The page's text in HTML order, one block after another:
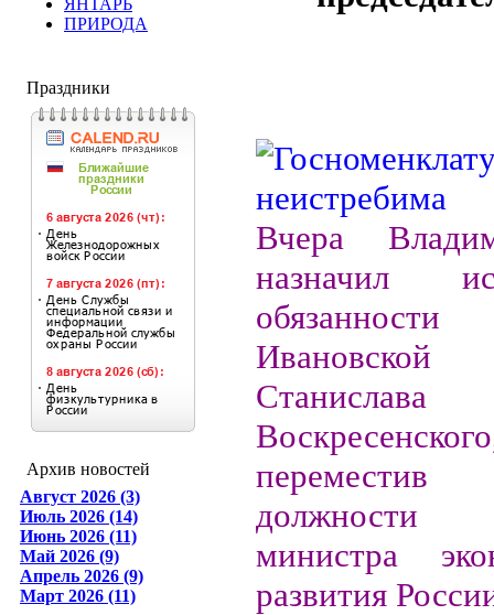
ЯНТАРЬ
ПРИРОДА
Праздники
Архив новостей
Август 2026 (3)
Июль 2026 (14)
Июнь 2026 (11)
Май 2026 (9)
Апрель 2026 (9)
Март 2026 (11)
Вчера
назначил
обязанности
Станислава
должности
министра
развития